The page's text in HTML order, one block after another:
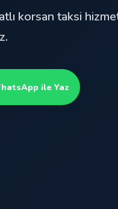
korsan taksi
ile Yaz